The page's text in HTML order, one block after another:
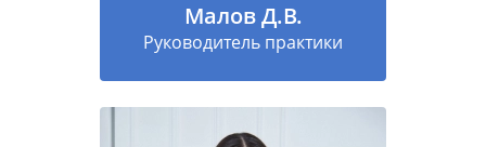
Малов Д.В.
Руководитель практики